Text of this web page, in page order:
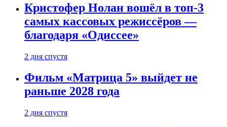
Кристофер Нолан вошёл в топ-3
самых кассовых режиссёров —
благодаря «Одиссее»
2 дня спустя
Фильм «Матрица 5» выйдет не
раньше 2028 года
2 дня спустя